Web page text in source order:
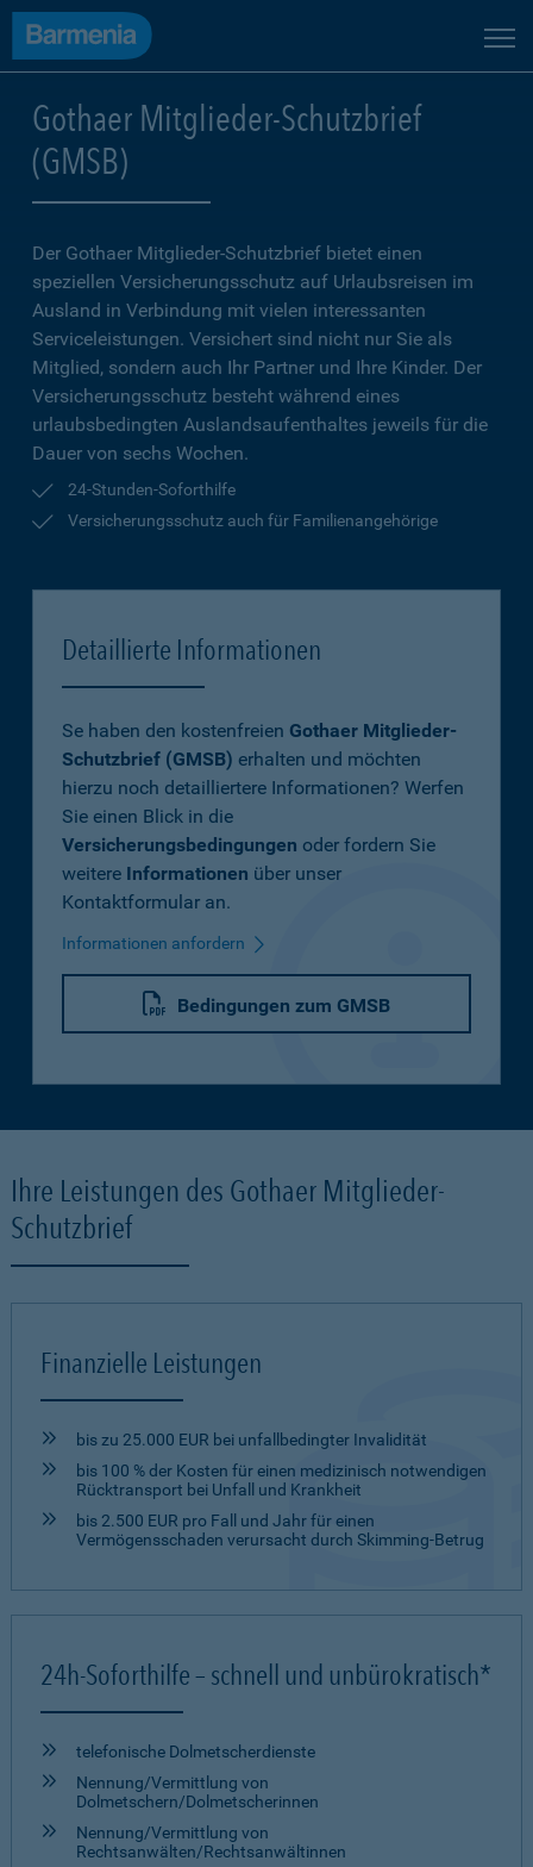
Gothaer Mitglieder-Schutzbrief
(GMSB)
Der Gothaer Mitglieder-Schutz­brief bietet einen
speziellen Versicherungsschutz auf Urlaubsreisen im
Ausland in Verbindung mit vielen interessanten
Serviceleistungen. Versichert sind nicht nur Sie als
Mitglied, sondern auch Ihr Partner und Ihre Kinder. Der
Versicherungsschutz besteht während eines
urlaubsbedingten Auslandsaufenthaltes jeweils für die
Dauer von sechs Wochen.
24-Stunden-Soforthilfe
Versicherungsschutz auch für Familienangehörige
Detaillierte Informationen
Se haben den kostenfreien Gothaer Mitglieder-
Schutzbrief (GMSB) erhalten und möchten
hierzu noch detailliertere Informationen? Werfen
Sie einen Blick in die
Versicherungsbedingungen oder fordern Sie
weitere Informationen über unser
Kontaktformular an.
Informationen anfordern
Bedingungen zum GMSB
Ihre Leistungen des Gothaer Mitglieder-
Schutzbrief
Finanzielle Leistungen
bis zu 25.000 EUR bei unfallbedingter Invalidität
bis 100 % der Kosten für einen medizinisch notwendigen
Rücktransport bei Unfall und Krankheit
bis 2.500 EUR pro Fall und Jahr für einen
Vermögensschaden verursacht durch Skimming-Betrug
24h-Soforthilfe – schnell und unbürokratisch*
telefonische Dolmetscher­dienste
Nennung/Vermittlung von
Dolmetschern/Dolmetscherinnen
Nennung/Vermittlung von
Rechtsanwälten/Rechtsanwältinnen